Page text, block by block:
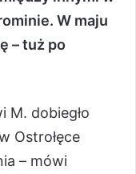
W maju
– tuż po
M. dobiegło
Ostrołęce
– mówi